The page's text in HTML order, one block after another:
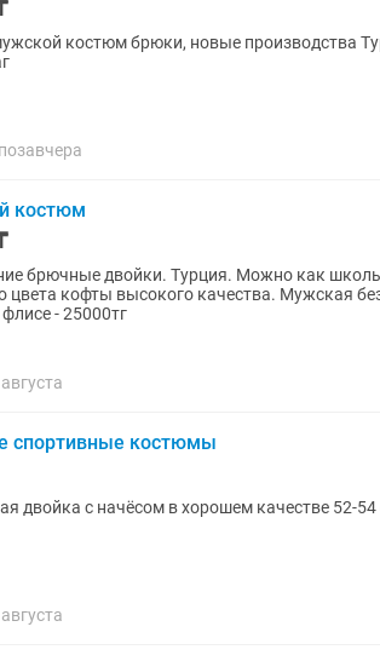
костюм брюки, новые производства
костюм
брючные двойки. Турция. Можно как школьную
цвета кофты высокого качества. Мужская
- 25000тг
спортивные костюмы
двойка с начёсом в хорошем качестве 52-